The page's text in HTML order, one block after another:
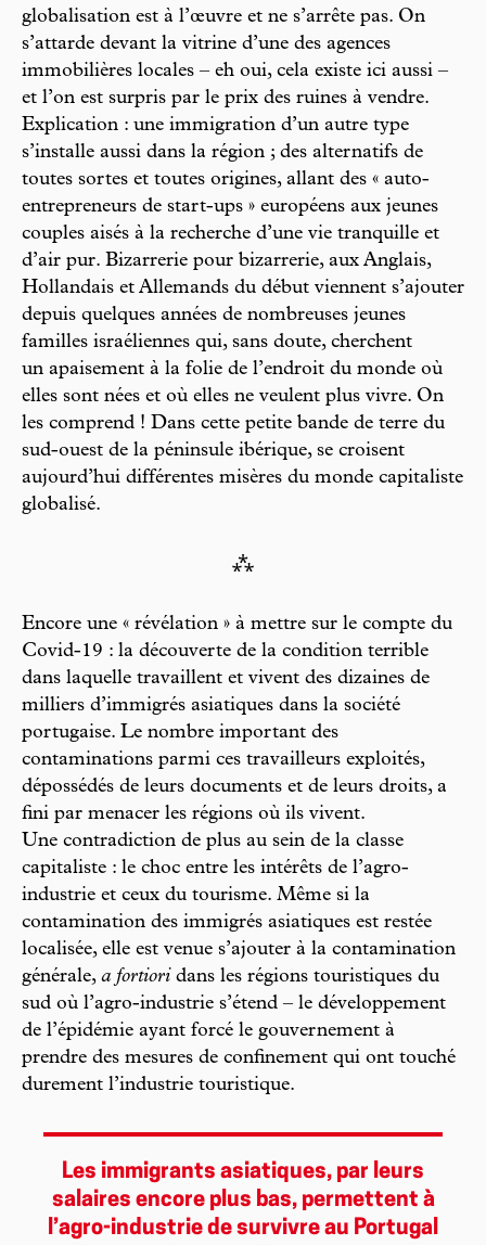
globalisation est à l’œuvre et ne s’arrête pas. On
s’attarde devant la vitrine d’une des agences
immobilières locales – eh oui, cela existe ici aussi –
et l’on est surpris par le prix des ruines à vendre.
Explication : une immigration d’un autre type
s’installe aussi dans la région ; des alternatifs de
toutes sortes et toutes origines, allant des « auto-
entrepreneurs de start-ups » européens aux jeunes
couples aisés à la recherche d’une vie tranquille et
d’air pur. Bizarrerie pour bizarrerie, aux Anglais,
Hollandais et Allemands du début viennent s’ajouter
depuis quelques années de nombreuses jeunes
familles israéliennes qui, sans doute, cherchent
un apaisement à la folie de l’endroit du monde où
elles sont nées et où elles ne veulent plus vivre. On
les comprend ! Dans cette petite bande de terre du
sud-ouest de la péninsule ibérique, se croisent
aujourd’hui différentes misères du monde capitaliste
globalisé.
⁂
Encore une « révélation » à mettre sur le compte du
Covid-19 : la découverte de la condition terrible
dans laquelle travaillent et vivent des dizaines de
milliers d’immigrés asiatiques dans la société
portugaise. Le nombre important des
contaminations parmi ces travailleurs exploités,
dépossédés de leurs documents et de leurs droits, a
fini par menacer les régions où ils vivent.
Une contradiction de plus au sein de la classe
capitaliste : le choc entre les intérêts de l’agro-
industrie et ceux du tourisme. Même si la
contamination des immigrés asiatiques est restée
localisée, elle est venue s’ajouter à la contamination
générale, a fortiori dans les régions touristiques du
sud où l’agro-industrie s’étend – le développement
de l’épidémie ayant forcé le gouvernement à
prendre des mesures de confinement qui ont touché
durement l’industrie touristique.
Les immigrants asiatiques, par leurs
salaires encore plus bas, permettent à
l’agro-industrie de survivre au Portugal